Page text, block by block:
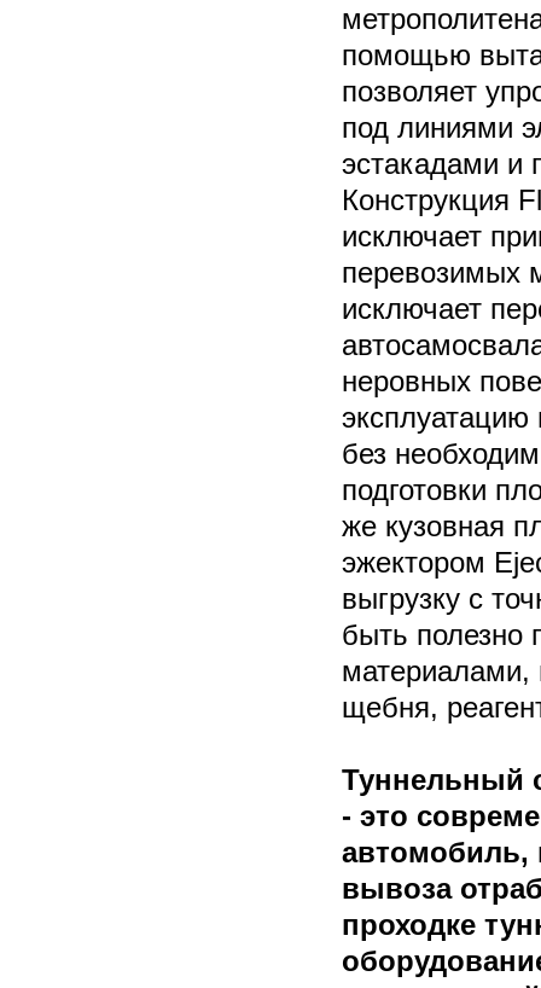
помощью
позволяет
под линиями
эстакадами и
Конструкция
исключает
перевозимых
исключает
неровных
эксплуатацию
без
подготовки
же кузовная
эжектором
выгрузку с
быть полезно
материалами,
щебня,
Туннельный
- это
автомобиль,
вывоза
проходке